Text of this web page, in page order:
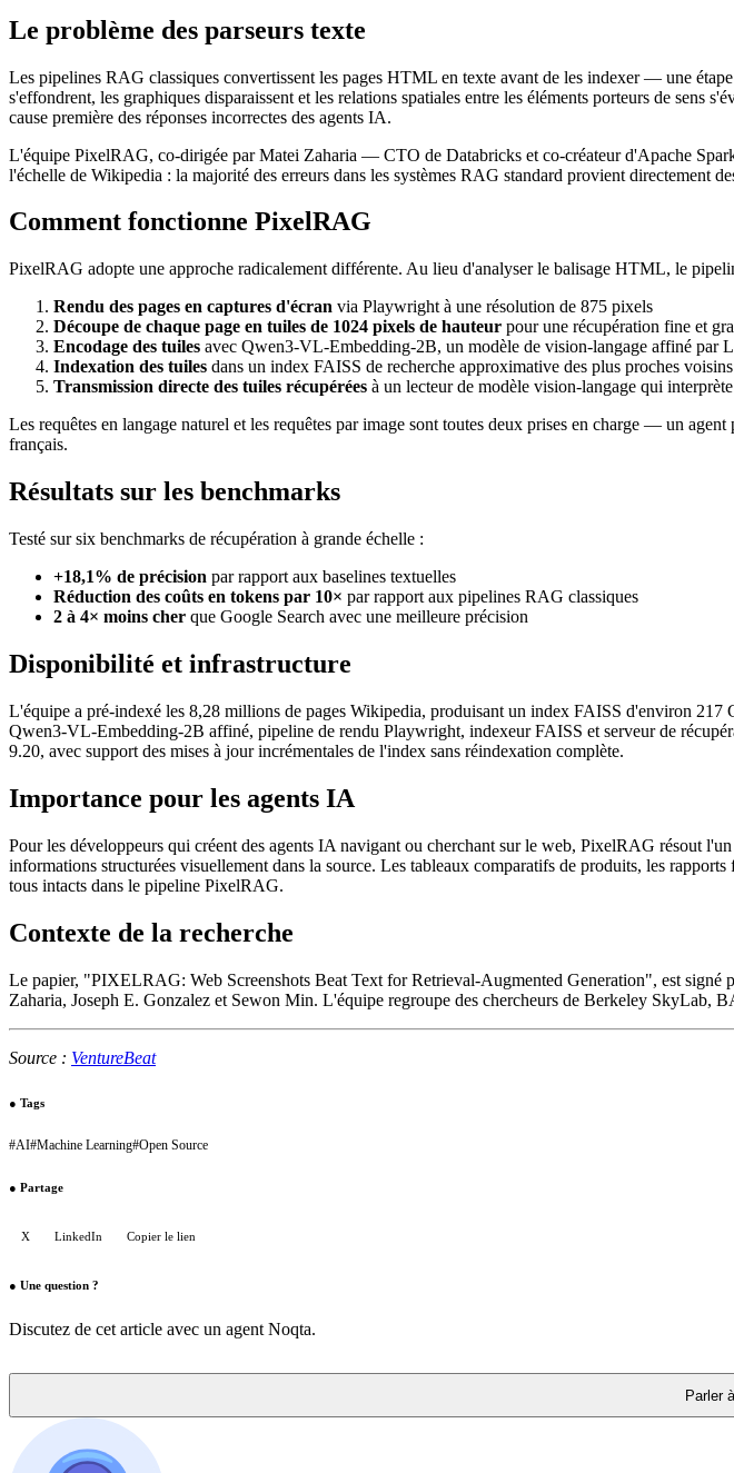
Le problème des parseurs texte
Les pipelines RAG classiques convertissent les pages HTML en texte avant de les indexer — une
s'effondrent, les graphiques disparaissent et les relations spatiales entre les éléments porteurs de sens
cause première des réponses incorrectes des agents IA.
L'équipe PixelRAG, co-dirigée par Matei Zaharia — CTO de Databricks et co-créateur d'Apache
l'échelle de Wikipedia : la majorité des erreurs dans les systèmes RAG standard provient directement
Comment fonctionne PixelRAG
PixelRAG adopte une approche radicalement différente. Au lieu d'analyser le balisage HTML, le
Rendu des pages en captures d'écran via Playwright à une résolution de 875 pixels
Découpe de chaque page en tuiles de 1024 pixels de hauteur pour une récupération fine et
Encodage des tuiles avec Qwen3-VL-Embedding-2B, un modèle de vision-langage affiné par
Indexation des tuiles dans un index FAISS de recherche approximative des plus proches
Transmission directe des tuiles récupérées à un lecteur de modèle vision-langage qui
Les requêtes en langage naturel et les requêtes par image sont toutes deux prises en charge — un
français.
Résultats sur les benchmarks
Testé sur six benchmarks de récupération à grande échelle :
+18,1% de précision par rapport aux baselines textuelles
Réduction des coûts en tokens par 10× par rapport aux pipelines RAG classiques
2 à 4× moins cher que Google Search avec une meilleure précision
Disponibilité et infrastructure
L'équipe a pré-indexé les 8,28 millions de pages Wikipedia, produisant un index FAISS d'environ 217
Qwen3-VL-Embedding-2B affiné, pipeline de rendu Playwright, indexeur FAISS et serveur de
9.20, avec support des mises à jour incrémentales de l'index sans réindexation complète.
Importance pour les agents IA
Pour les développeurs qui créent des agents IA navigant ou cherchant sur le web, PixelRAG résout
informations structurées visuellement dans la source. Les tableaux comparatifs de produits, les
tous intacts dans le pipeline PixelRAG.
Contexte de la recherche
Le papier, "PIXELRAG: Web Screenshots Beat Text for Retrieval-Augmented Generation", est
Zaharia, Joseph E. Gonzalez et Sewon Min. L'équipe regroupe des chercheurs de Berkeley
Source : VentureBeat
● Tags
#AI#Machine Learning#Open Source
● Partage
X LinkedIn Copier le lien
● Une question ?
Discutez de cet article avec un agent Noqta.
Parler